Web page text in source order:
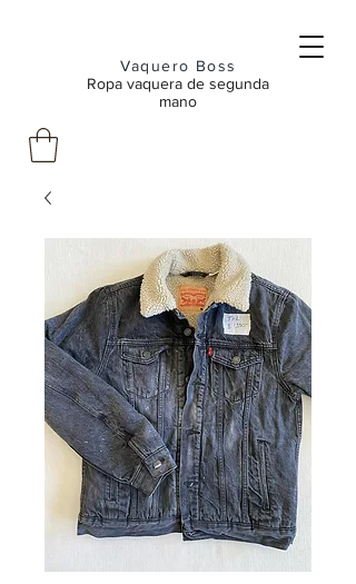
Vaquero Boss
Ropa vaquera de segunda
mano